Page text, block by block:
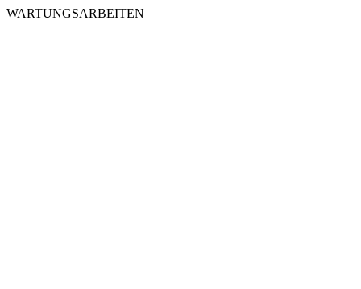
WARTUNGSARBEITEN